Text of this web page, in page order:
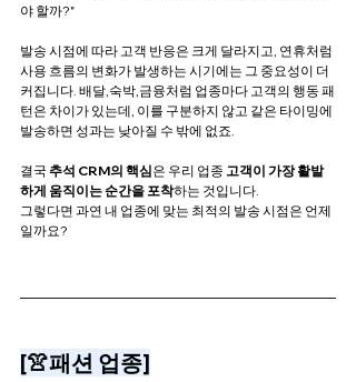
야 할까?"
발송 시점에 따라 고객 반응은 크게 달라지고, 연휴처럼
사용 흐름의 변화가 발생하는 시기에는 그 중요성이 더
커집니다. 배달,숙박,금융처럼 업종마다 고객의 행동 패
턴은 차이가 있는데, 이를 구분하지 않고 같은 타이밍에
발송하면 성과는 낮아질 수 밖에 없죠.
결국 추석 CRM의 핵심은 우리 업종 고객이 가장 활발
하게 움직이는 순간을 포착하는 것입니다.
그렇다면 과연 내 업종에 맞는 최적의 발송 시점은 언제
일까요?
[👚패션 업종]